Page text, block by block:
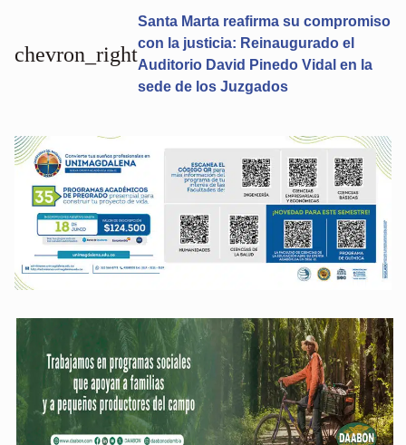
Santa Marta reafirma su compromiso
con la justicia: Reinaugurado el
Auditorio David Pinedo Vidal en la
sede de los Juzgados
chevron_right